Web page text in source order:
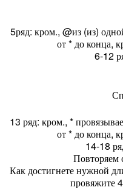
5ряд: кром., @из (из)
от * до конца,
6-12
13 ряд: кром., *
от * до конца,
14-18
Повторяем
Как достигнете нужной
провяжите